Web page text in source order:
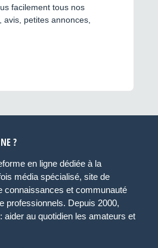
facilement tous nos
petites annonces,
?
en ligne dédiée à la
média spécialisé, site de
connaissances et communauté
professionnels. Depuis 2000,
aider au quotidien les amateurs et